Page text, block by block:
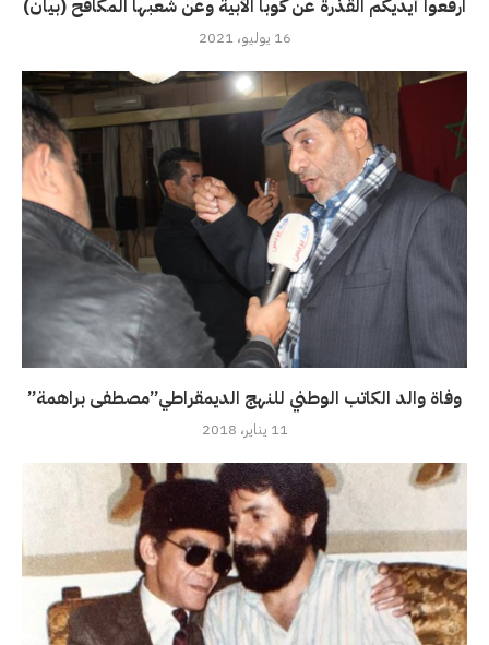
ارفعوا أيديكم القذرة عن كوبا الأبية وعن شعبها المكافح (بيان)
16 يوليو، 2021
وفاة والد الكاتب الوطني للنهج الديمقراطي”مصطفى براهمة”
11 يناير، 2018